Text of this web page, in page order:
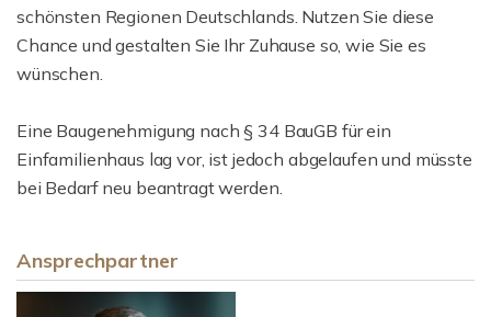
schönsten Regionen Deutschlands. Nutzen Sie diese
Chance und gestalten Sie Ihr Zuhause so, wie Sie es
wünschen.
Eine Baugenehmigung nach § 34 BauGB für ein
Einfamilienhaus lag vor, ist jedoch abgelaufen und müsste
bei Bedarf neu beantragt werden.
Ansprechpartner